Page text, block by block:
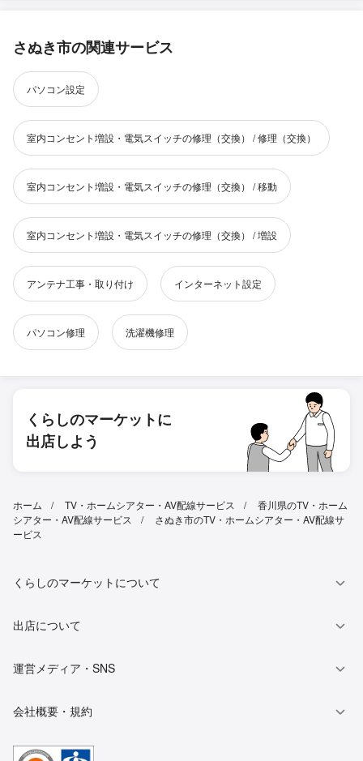
さぬき市の関連サービス
パソコン設定
室内コンセント増設・電気スイッチの修理（交換） / 修理（交換）
室内コンセント増設・電気スイッチの修理（交換） / 移動
室内コンセント増設・電気スイッチの修理（交換） / 増設
アンテナ工事・取り付け インターネット設定
パソコン修理 洗濯機修理
くらしのマーケットに
出店しよう
ホーム TV・ホームシアター・AV配線サービス
香川県のTV・ホーム
シアター・AV配線サービス
さぬき市のTV・ホームシアター・AV配線サ
ービス
くらしのマーケットについて
出店について
運営メディア・SNS
会社概要・規約